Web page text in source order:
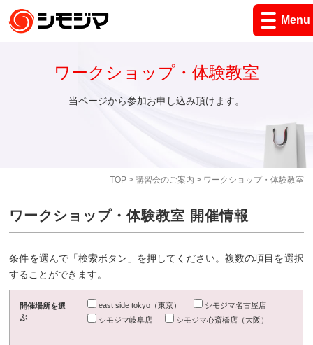
Menu
TOP> 講習会のご案内 > ワークショップ・体験教室
ワークショップ・体験教室
当ページから参加お申し込み頂けます。
ワークショップ・体験教室 開催情報
条件を選んで「検索ボタン」を押してください。複数の項目を選択
することができます。
開催場所を選
ぶ
east side tokyo（東京）
シモジマ名古屋店
シモジマ岐阜店
シモジマ心斎橋店（大阪）